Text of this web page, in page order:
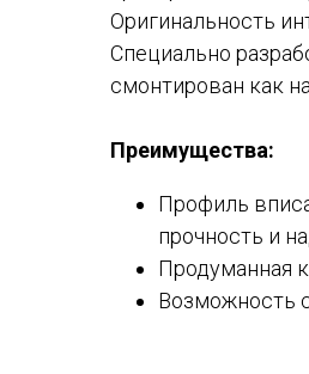
Оригинальность
Специально
смонтирован как
Преимущества:
Профиль
прочность и
Продуманная
Возможность